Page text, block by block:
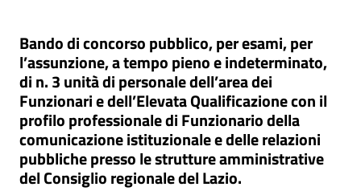
Bando di concorso pubblico, per esami, per
l’assunzione, a tempo pieno e indeterminato,
di n. 3 unità di personale dell’area dei
Funzionari e dell’Elevata Qualificazione con il
profilo professionale di Funzionario della
comunicazione istituzionale e delle relazioni
pubbliche presso le strutture amministrative
del Consiglio regionale del Lazio.